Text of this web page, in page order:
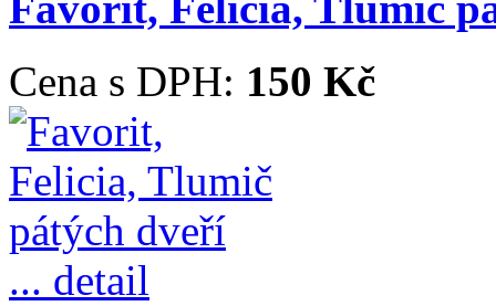
Cena s DPH: 150 Kč
... detail